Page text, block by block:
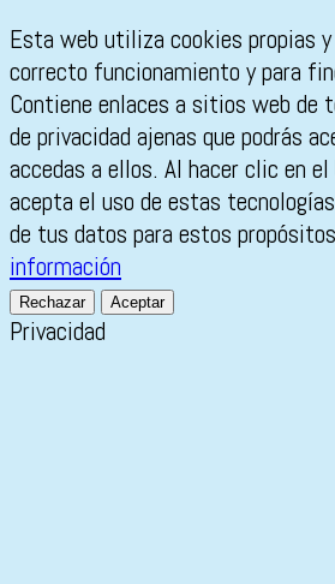
Esta web utiliza cookies propias
correcto funcionamiento y para
Contiene enlaces a sitios web de
de privacidad ajenas que podrás
accedas a ellos. Al hacer clic en
acepta el uso de estas
de tus datos para estos
información
Rechazar Aceptar
Privacidad